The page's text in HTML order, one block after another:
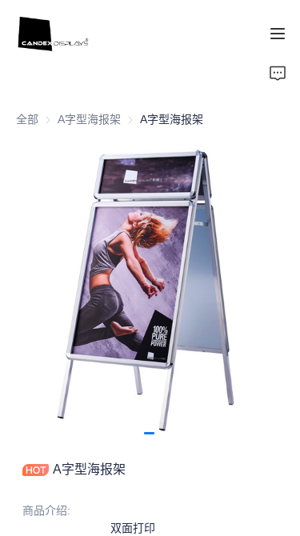
全部 A字型海报架 A字型海报架
A字型海报架
A字型海报架
商品介绍:
双面打印
案例